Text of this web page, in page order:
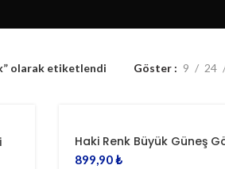
olarak etiketlendi Göster 9 24
Haki Renk Büyük Güneş
899,90₺